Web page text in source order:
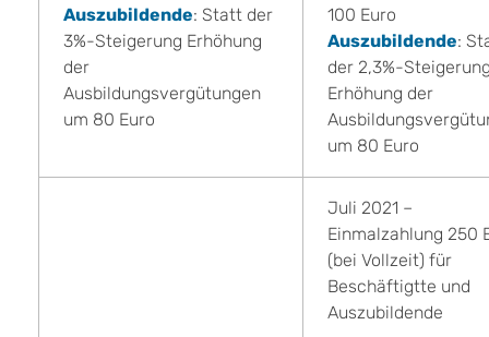
Auszubildende: Statt der
3%-Steigerung Erhöhung
der
Ausbildungsvergütungen
um 80 Euro
100 Euro
Auszubildende:
der 2,3%-
Erhöhung der
um 80 Euro
Juli 2021 –
Einmalzahlung 250
(bei Vollzeit) für
Beschäftigtte und
Auszubildende